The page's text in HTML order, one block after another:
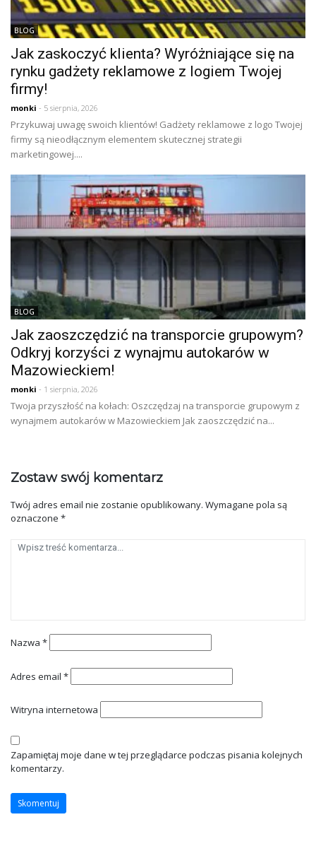
BLOG
Jak zaskoczyć klienta? Wyróżniające się na
rynku gadżety reklamowe z logiem Twojej
firmy!
monki - 5 sierpnia, 2026
Przykuwaj uwagę swoich klientów! Gadżety reklamowe z logo Twojej
firmy są nieodłącznym elementem skutecznej strategii
marketingowej....
BLOG
Jak zaoszczędzić na transporcie grupowym?
Odkryj korzyści z wynajmu autokarów w
Mazowieckiem!
monki - 1 sierpnia, 2026
Twoja przyszłość na kołach: Oszczędzaj na transporcie grupowym z
wynajmem autokarów w Mazowieckiem Jak zaoszczędzić na...
Zostaw swój komentarz
Twój adres email nie zostanie opublikowany. Wymagane pola są
oznaczone *
Nazwa *
Adres email *
Witryna internetowa
Zapamiętaj moje dane w tej przeglądarce podczas pisania kolejnych
komentarzy.